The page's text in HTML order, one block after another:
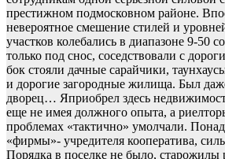
престижном подмосковном районе.
невероятное смешение стилей и
участков колебались в диапазоне 9-50
только под снос, соседствовали с
бок стояли дачные сарайчики,
и дорогие загородные жилища. Был
дворец… Яприобрел здесь
еще не имея должного опыта, а
проблемах «тактично» умолчали.
«фирмы»- учредителя кооператива,
Порядка в поселке не было, старожилы